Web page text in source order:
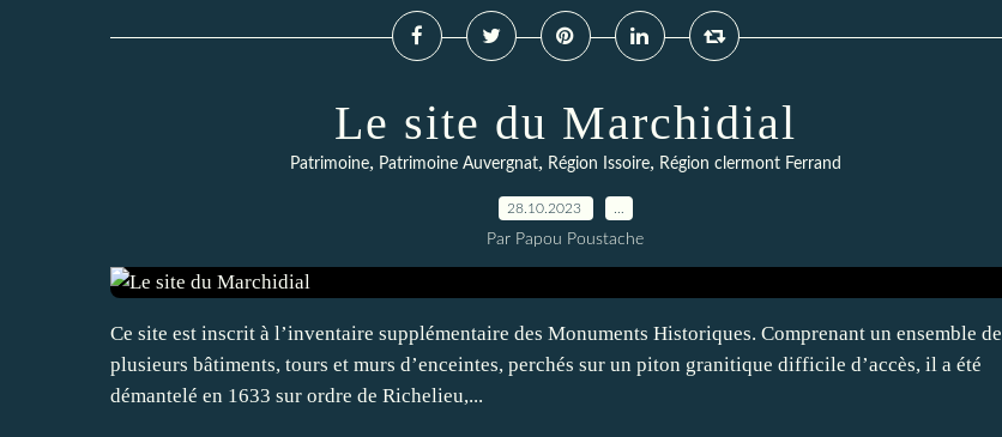
Le site du Marchidial
Patrimoine, Patrimoine Auvergnat, Région Issoire, Région clermont Ferrand
28.10.2023
Par Papou Poustache
Ce site est inscrit à l’inventaire supplémentaire des Monuments Historiques. Comprenant un ensemble de
plusieurs bâtiments, tours et murs d’enceintes, perchés sur un piton granitique difficile d’accès, il a été
démantelé en 1633 sur ordre de Richelieu,...